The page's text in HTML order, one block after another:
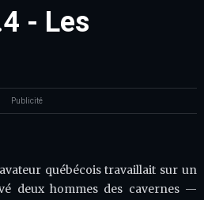
- Les
Publicité
québécois travaillait sur un
deux hommes des cavernes —